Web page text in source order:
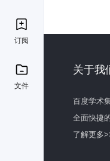
订阅
文件
关于我
百度学术
全面快捷
了解更多